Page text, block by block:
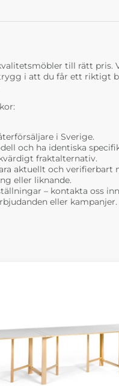
till rätt
i att du får ett riktigt
i Sverige.
och ha identiska
fraktalternativ.
aktuellt och
eller liknande.
– kontakta oss
eller kampanjer.